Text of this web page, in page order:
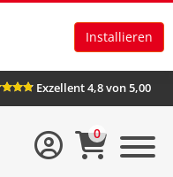
Installieren
Exzellent 4,8 von 5,00
0